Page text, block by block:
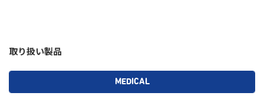
取り扱い製品
MEDICAL